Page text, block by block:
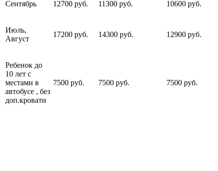
Сентябрь 12700 руб. 11300 руб. 10600 руб.
Июль,
Август
17200 руб. 14300 руб. 12900 руб.
Ребенок до
10 лет с
местами в
автобусе , без
доп.кровати
7500 руб. 7500 руб. 7500 руб.